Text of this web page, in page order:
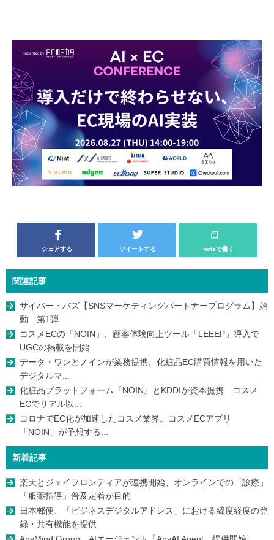
シェアする ツイートする noteで書く
関連記事
サイバー・バズ【SNSマーケティングパートナープログラム】始
動 第1弾...
コスメECの「NOIN」、顧客体験向上ツール「LEEEP」導入で
UGCの掲載を開始
データ・ワンとノインが業務提携、化粧品EC購買情報を用いた
デジタルマ...
化粧品プラットフォーム『NOIN』とKDDIが資本提携 コスメ
ECでリアル以...
コロナでEC化が加速したコスメ業界。コスメECアプリ
「NOIN」が予想する...
新着記事
楽天とジェイフロンティアが連携開始、オンラインでの「診療」
「服薬指導」普及定着が目的
日本郵便、「ビジネスデジタルアドレス」における緯度経度の登
録・共有機能を提供